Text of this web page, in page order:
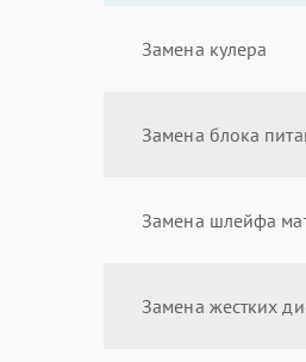
Замена кулера
Замена блока
Замена шлейфа
Замена жестких